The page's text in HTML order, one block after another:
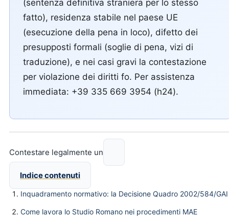
(sentenza definitiva straniera per lo stesso
fatto), residenza stabile nel paese UE
(esecuzione della pena in loco), difetto dei
presupposti formali (soglie di pena, vizi di
traduzione), e nei casi gravi la contestazione
per violazione dei diritti fo. Per assistenza
immediata: +39 335 669 3954 (h24).
Contestare legalmente un
Indice contenuti
Inquadramento normativo: la Decisione Quadro 2002/584/GAI
Come lavora lo Studio Romano nei procedimenti MAE